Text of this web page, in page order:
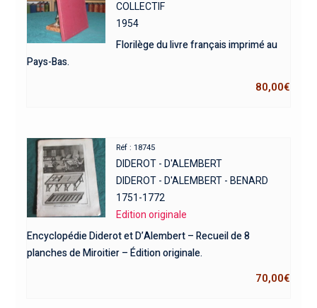
COLLECTIF
1954
Florilège du livre français imprimé au
Pays-Bas.
80,00€
Réf : 18745
DIDEROT - D'ALEMBERT
DIDEROT - D'ALEMBERT - BENARD
1751-1772
Edition originale
Encyclopédie Diderot et D’Alembert – Recueil de 8
planches de Miroitier – Édition originale.
70,00€